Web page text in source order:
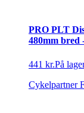
PRO PLT
480mm bred
441 kr.På
Cykelpartner